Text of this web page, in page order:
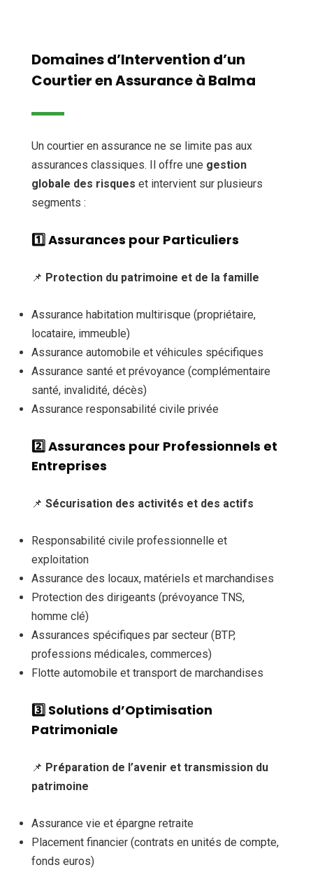
Domaines d’Intervention d’un
Courtier en Assurance à Balma
Un courtier en assurance ne se limite pas aux
assurances classiques. Il offre une gestion
globale des risques et intervient sur plusieurs
segments :
1️⃣ Assurances pour Particuliers
📌 Protection du patrimoine et de la famille
Assurance habitation multirisque (propriétaire,
locataire, immeuble)
Assurance automobile et véhicules spécifiques
Assurance santé et prévoyance (complémentaire
santé, invalidité, décès)
Assurance responsabilité civile privée
2️⃣ Assurances pour Professionnels et
Entreprises
📌 Sécurisation des activités et des actifs
Responsabilité civile professionnelle et
exploitation
Assurance des locaux, matériels et marchandises
Protection des dirigeants (prévoyance TNS,
homme clé)
Assurances spécifiques par secteur (BTP,
professions médicales, commerces)
Flotte automobile et transport de marchandises
3️⃣ Solutions d’Optimisation
Patrimoniale
📌 Préparation de l’avenir et transmission du
patrimoine
Assurance vie et épargne retraite
Placement financier (contrats en unités de compte,
fonds euros)